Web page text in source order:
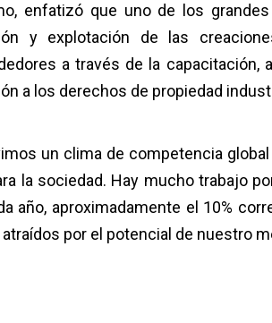
enfatizó que uno de los
y explotación de las
a través de la
a los derechos de propiedad
un clima de competencia
la sociedad. Hay mucho trabajo
año, aproximadamente el 10%
por el potencial de nuestro